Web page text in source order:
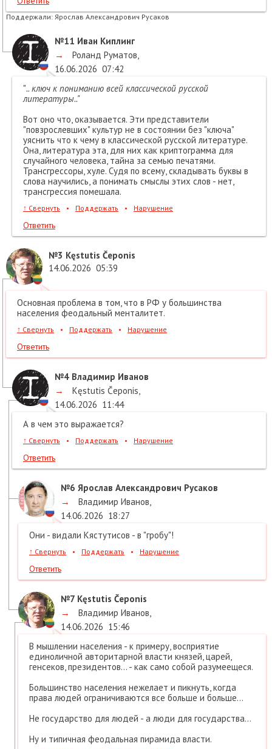
Поддержали: Ярослав Александрович Русаков
№11 Иван Киплинг
→
Роланд Руматов
16.06.2026 07:42
".. ключ к пониманию всей классической русской
литературы.."
Вот оно что, оказывается. Эти представители
"повзрослевших" культур не в состоянии без "ключа"
уяснить что к чему в классической русской литературе.
Она, литература эта, для них как криптограмма для
случайного человека, тайна за семью печатями.
Трансгрессоры, хуле. Судя по всему, складывать буквы в
слова научились, а понимать смыслы этих слов - нет,
трансгрессия помешала.
↑ Свернуть • Поддержать • Нарушение
Ответить
№3 Kęstutis Čeponis
14.06.2026 05:39
Основная проблема в том, что в РФ у большинства
населения феодальный менталитет.
↑ Свернуть • Поддержать • Нарушение
Ответить
№4 Владимир Иванов
→
Kęstutis Čeponis
14.06.2026 11:44
А в чем это выражается?
↑ Свернуть • Поддержать • Нарушение
Ответить
№6 Ярослав Александрович Русаков
→
Владимир Иванов
14.06.2026 18:27
Они - видали Кястутисов - в "гробу"!
↑ Свернуть • Поддержать • Нарушение
Ответить
№7 Kęstutis Čeponis
→
Владимир Иванов
14.06.2026 15:46
В мышлении населения - к примеру, восприятие
единоличной авторитарной власти князей, царей,
генсеков, президентов... - как само собой разумеещеся.
Большинство населения нежелает и пикнуть, когда
права людей ограничиваются все больше и больше...
Не государство для людей - а люди для государства...
Ну и типичная феодальная пирамида власти.